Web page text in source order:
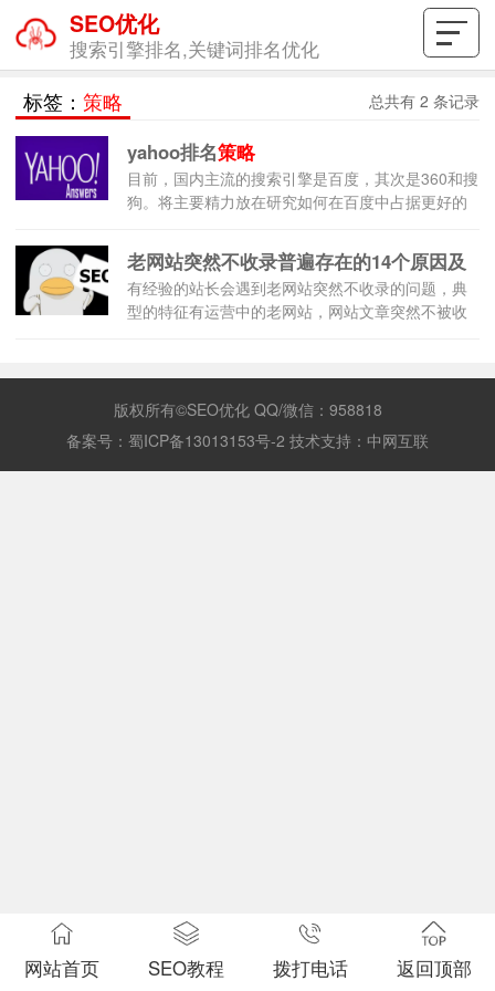
SEO优化
搜索引擎排名,关键词排名优化
标签： 策略 总共有 2 条记录
yahoo排名策略
目前，国内主流的搜索引擎是百度，其次是360和搜
狗。将主要精力放在研究如何在百度中占据更好的
中获取排名 策略，如早些年较著名的雅虎
（yahoo）。
老网站突然不收录普遍存在的14个原因及
应对策略
有经验的站长会遇到老网站突然不收录的问题，典
型的特征有运营中的老网站，网站文章突然不被收
版权所有©SEO优化 QQ/微信：958818
备案号： 蜀ICP备13013153号-2 技术支持： 中网互联
网站首页 SEO教程 拨打电话 返回顶部